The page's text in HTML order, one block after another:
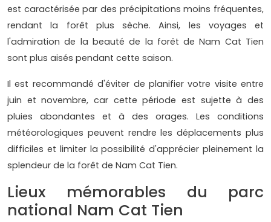
est caractérisée par des précipitations moins fréquentes,
rendant la forêt plus sèche. Ainsi, les voyages et
l'admiration de la beauté de la forêt de Nam Cat Tien
sont plus aisés pendant cette saison.
Il est recommandé d'éviter de planifier votre visite entre
juin et novembre, car cette période est sujette à des
pluies abondantes et à des orages. Les conditions
météorologiques peuvent rendre les déplacements plus
difficiles et limiter la possibilité d'apprécier pleinement la
splendeur de la forêt de Nam Cat Tien.
Lieux mémorables du parc
national Nam Cat Tien